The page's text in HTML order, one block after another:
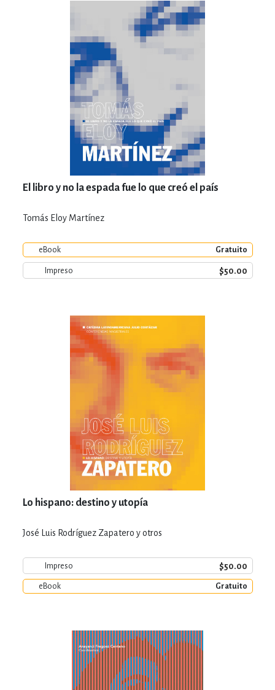
El libro y no la espada fue lo que creó el país
Tomás Eloy Martínez
eBook Gratuito
Impreso $50.00
Lo hispano: destino y utopía
José Luis Rodríguez Zapatero y otros
Impreso $50.00
eBook Gratuito